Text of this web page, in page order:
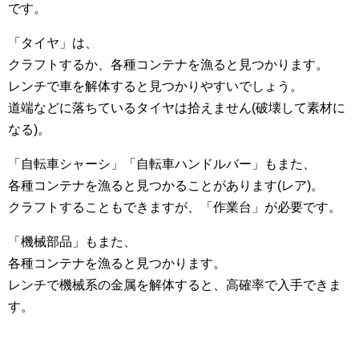
です。
「タイヤ」は、
クラフトするか、各種コンテナを漁ると見つかります。
レンチで車を解体すると見つかりやすいでしょう。
道端などに落ちているタイヤは拾えません(破壊して素材に
なる)。
「自転車シャーシ」「自転車ハンドルバー」もまた、
各種コンテナを漁ると見つかることがあります(レア)。
クラフトすることもできますが、「作業台」が必要です。
「機械部品」もまた、
各種コンテナを漁ると見つかります。
レンチで機械系の金属を解体すると、高確率で入手できま
す。